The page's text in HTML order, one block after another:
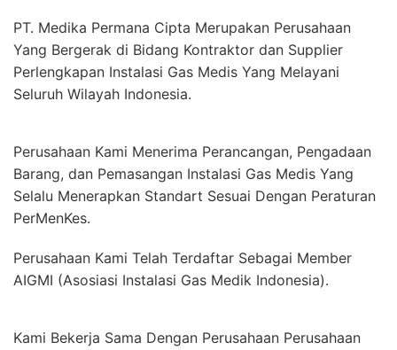
PT. Medika Permana Cipta Merupakan Perusahaan
Yang Bergerak di Bidang Kontraktor dan Supplier
Perlengkapan Instalasi Gas Medis Yang Melayani
Seluruh Wilayah Indonesia.
Perusahaan Kami Menerima Perancangan, Pengadaan
Barang, dan Pemasangan Instalasi Gas Medis Yang
Selalu Menerapkan Standart Sesuai Dengan Peraturan
PerMenKes.
Perusahaan Kami Telah Terdaftar Sebagai Member
AIGMI (Asosiasi Instalasi Gas Medik Indonesia).
Kami Bekerja Sama Dengan Perusahaan Perusahaan